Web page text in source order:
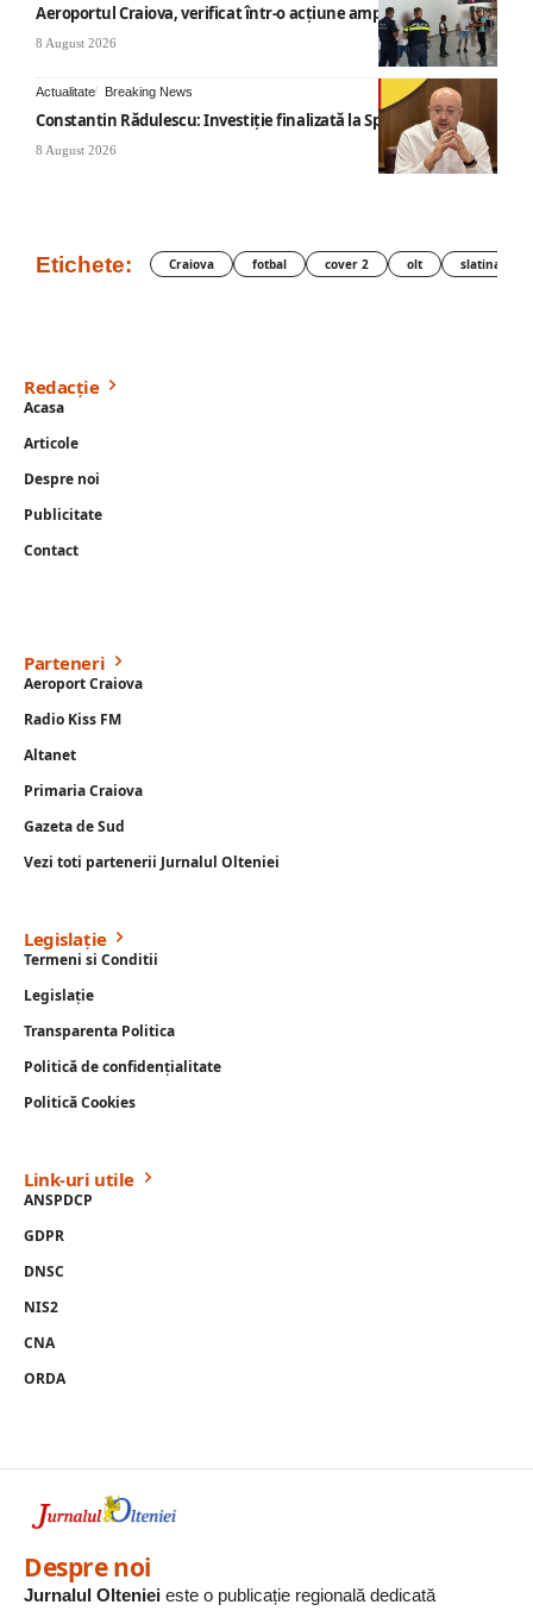
Aeroportul Craiova, verificat într-o acțiune amplă
8 August 2026
Actualitate Breaking News
Constantin Rădulescu: Investiție finalizată la Spitalul Mihăești
8 August 2026
Etichete: Craiova fotbal cover 2 olt slatina
Redacție
Acasa
Articole
Despre noi
Publicitate
Contact
Parteneri
Aeroport Craiova
Radio Kiss FM
Altanet
Primaria Craiova
Gazeta de Sud
Vezi toti partenerii Jurnalul Olteniei
Legislație
Termeni si Conditii
Legislație
Transparenta Politica
Politică de confidențialitate
Politică Cookies
Link-uri utile
ANSPDCP
GDPR
DNSC
NIS2
CNA
ORDA
Despre noi
Jurnalul Olteniei este o publicație regională dedicată